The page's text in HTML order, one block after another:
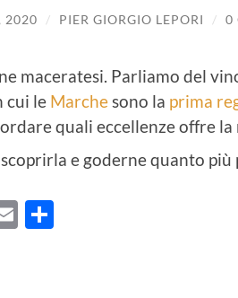
2020 / PIER GIORGIO LEPORI / 0
maceratesi. Parliamo del
cui le Marchesono la prima
quali eccellenze offre
e goderne quanto più
Email